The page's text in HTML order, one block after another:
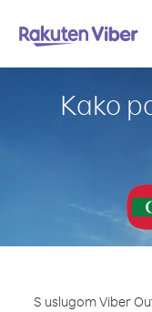
Kako
S uslugom Viber